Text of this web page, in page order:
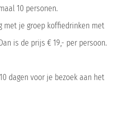
10 personen.
met je groep koffiedrinken met
is de prijs € 19,- per persoon.
dagen voor je bezoek aan het